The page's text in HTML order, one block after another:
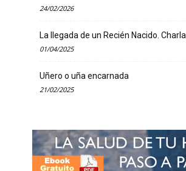
24/02/2026
La llegada de un Recién Nacido. Charla.
01/04/2025
Uñero o uña encarnada
21/02/2025